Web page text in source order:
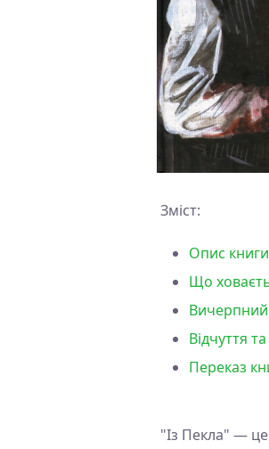
Зміст:
Опис
Що
Вичерпний
Відчуття
Переказ
"Із Пекла" —